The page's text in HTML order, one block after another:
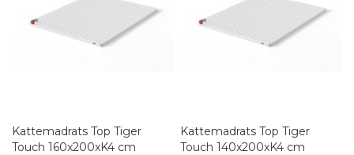
Kattemadrats Top Tiger
Touch 160x200xK4 cm
Kattemadrats Top Tiger
Touch 140x200xK4 cm